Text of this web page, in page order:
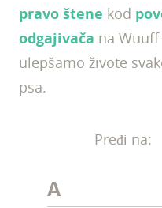
pravo štene kod
odgajivača na
ulepšamo živote
psa.
Pređi na:
A